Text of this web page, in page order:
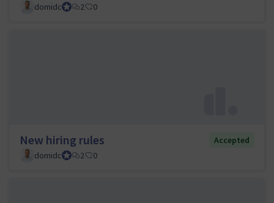
domidcCouncil member
2 0
New hiring rules
Accepted
domidcCouncil member
2 0